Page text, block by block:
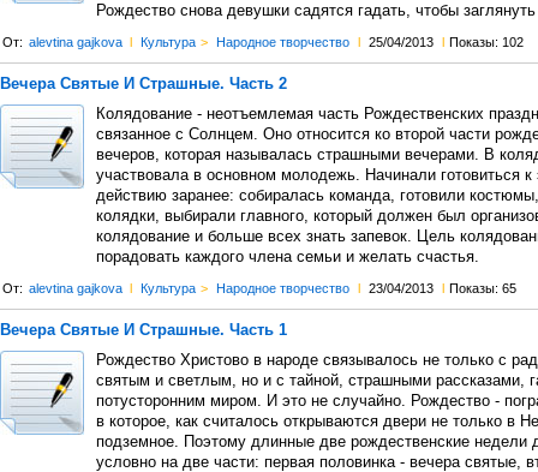
Рождество снова девушки садятся гадать, чтобы заглянуть
От: alevtina gajkova l Культура > Народное творчество l 25/04/2013 l Показы: 102
Вечера Святые И Страшные. Часть 2
Колядование - неотъемлемая часть Рождественских
связанное с Солнцем. Оно относится ко второй части
вечеров, которая называлась страшными вечерами. В
участвовала в основном молодежь. Начинали готовиться к
действию заранее: собиралась команда, готовили
колядки, выбирали главного, который должен был
колядование и больше всех знать запевок. Цель
порадовать каждого члена семьи и желать счастья.
От: alevtina gajkova l Культура > Народное творчество l 23/04/2013 l Показы: 65
Вечера Святые И Страшные. Часть 1
Рождество Христово в народе связывалось не только с
святым и светлым, но и с тайной, страшными рассказами,
потусторонним миром. И это не случайно. Рождество -
в которое, как считалось открываются двери не только в
подземное. Поэтому длинные две рождественские недели
условно на две части: первая половинка - вечера святые,